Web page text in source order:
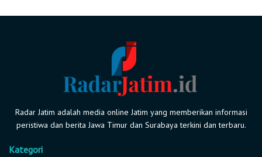
Radar Jatim adalah media online Jatim yang memberikan informasi
peristiwa dan berita Jawa Timur dan Surabaya terkini dan terbaru.
Kategori